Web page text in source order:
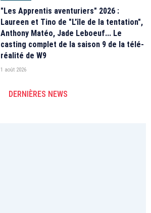
"Les Apprentis aventuriers" 2026 :
Laureen et Tino de "L'île de la tentation",
Anthony Matéo, Jade Leboeuf... Le
casting complet de la saison 9 de la télé-
réalité de W9
1 août 2026
DERNIÈRES NEWS